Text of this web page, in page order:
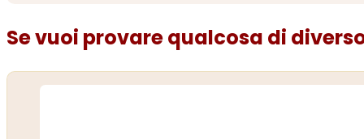
Se vuoi provare qualcosa di